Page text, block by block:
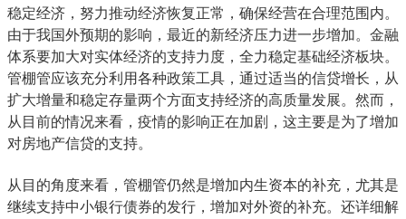
稳定经济，努力推动经济恢复正常，确保经营在合理范围内。
由于我国外预期的影响，最近的新经济压力进一步增加。金融
体系要加大对实体经济的支持力度，全力稳定基础经济板块。
管棚管应该充分利用各种政策工具，通过适当的信贷增长，从
扩大增量和稳定存量两个方面支持经济的高质量发展。然而，
从目前的情况来看，疫情的影响正在加剧，这主要是为了增加
对房地产信贷的支持。
从目的角度来看，管棚管仍然是增加内生资本的补充，尤其是
继续支持中小银行债券的发行，增加对外资的补充。还详细解